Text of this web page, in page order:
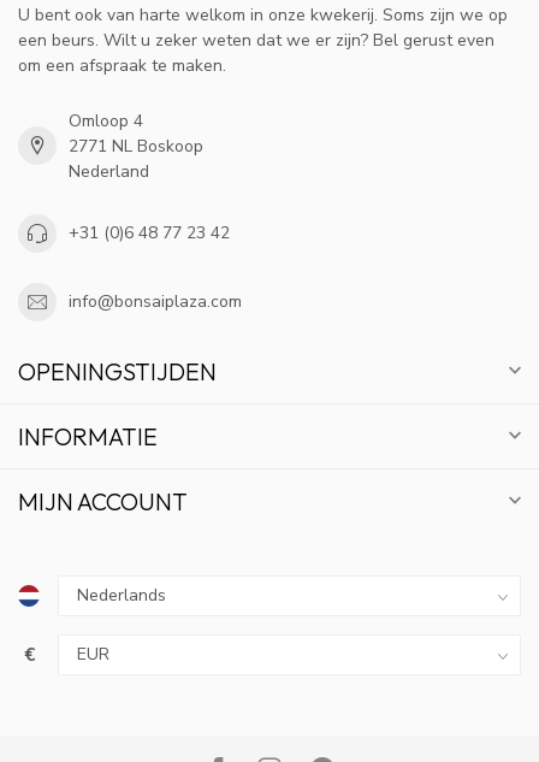
U bent ook van harte welkom in onze kwekerij. Soms zijn we op
een beurs. Wilt u zeker weten dat we er zijn? Bel gerust even
om een afspraak te maken.
Omloop 4
2771 NL Boskoop
Nederland
+31 (0)6 48 77 23 42
info@bonsaiplaza.com
OPENINGSTIJDEN
INFORMATIE
MIJN ACCOUNT
€